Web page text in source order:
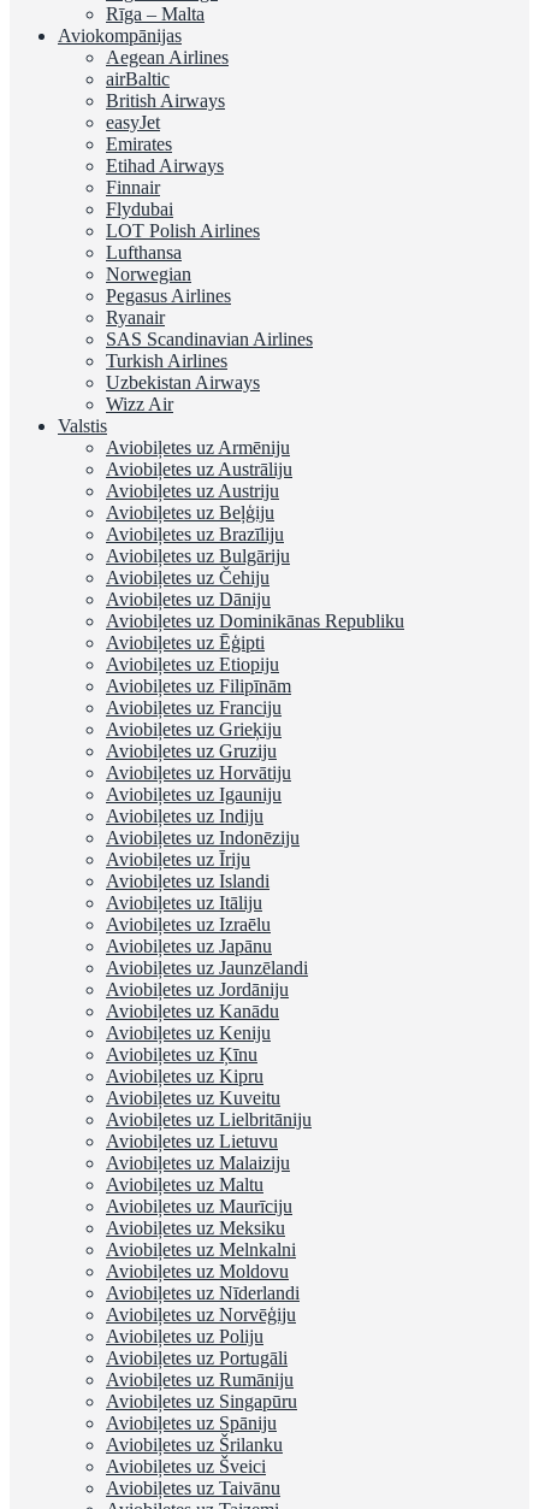
Rīga – Malta
Aviokompānijas
Aegean Airlines
airBaltic
British Airways
easyJet
Emirates
Etihad Airways
Finnair
Flydubai
LOT Polish Airlines
Lufthansa
Norwegian
Pegasus Airlines
Ryanair
SAS Scandinavian Airlines
Turkish Airlines
Uzbekistan Airways
Wizz Air
Valstis
Aviobiļetes uz Armēniju
Aviobiļetes uz Austrāliju
Aviobiļetes uz Austriju
Aviobiļetes uz Beļģiju
Aviobiļetes uz Brazīliju
Aviobiļetes uz Bulgāriju
Aviobiļetes uz Čehiju
Aviobiļetes uz Dāniju
Aviobiļetes uz Dominikānas Republiku
Aviobiļetes uz Ēģipti
Aviobiļetes uz Etiopiju
Aviobiļetes uz Filipīnām
Aviobiļetes uz Franciju
Aviobiļetes uz Grieķiju
Aviobiļetes uz Gruziju
Aviobiļetes uz Horvātiju
Aviobiļetes uz Igauniju
Aviobiļetes uz Indiju
Aviobiļetes uz Indonēziju
Aviobiļetes uz Īriju
Aviobiļetes uz Islandi
Aviobiļetes uz Itāliju
Aviobiļetes uz Izraēlu
Aviobiļetes uz Japānu
Aviobiļetes uz Jaunzēlandi
Aviobiļetes uz Jordāniju
Aviobiļetes uz Kanādu
Aviobiļetes uz Keniju
Aviobiļetes uz Ķīnu
Aviobiļetes uz Kipru
Aviobiļetes uz Kuveitu
Aviobiļetes uz Lielbritāniju
Aviobiļetes uz Lietuvu
Aviobiļetes uz Malaiziju
Aviobiļetes uz Maltu
Aviobiļetes uz Maurīciju
Aviobiļetes uz Meksiku
Aviobiļetes uz Melnkalni
Aviobiļetes uz Moldovu
Aviobiļetes uz Nīderlandi
Aviobiļetes uz Norvēģiju
Aviobiļetes uz Poliju
Aviobiļetes uz Portugāli
Aviobiļetes uz Rumāniju
Aviobiļetes uz Singapūru
Aviobiļetes uz Spāniju
Aviobiļetes uz Šrilanku
Aviobiļetes uz Šveici
Aviobiļetes uz Taivānu